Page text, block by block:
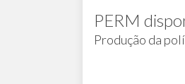
PERM
Produção da